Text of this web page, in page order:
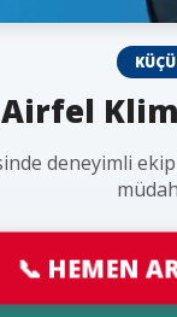
deneyimli
📞 HEMEN